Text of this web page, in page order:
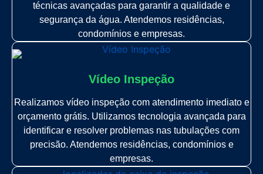
técnicas avançadas para garantir a qualidade e
segurança da água. Atendemos residências,
condomínios e empresas.
Vídeo Inspeção
Realizamos vídeo inspeção com atendimento imediato e
orçamento grátis. Utilizamos tecnologia avançada para
identificar e resolver problemas nas tubulações com
precisão. Atendemos residências, condomínios e
empresas.